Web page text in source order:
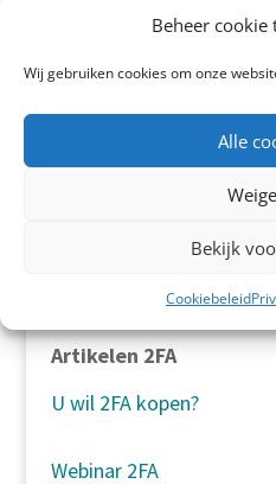
Beheer
Wij gebruiken cookies om onze
Alle
Bekijk
Cookiebeleid
ISO27001 en de 2FA
Twee factor
Artikelen 2FA
U wil 2FA kopen?
Webinar 2FA